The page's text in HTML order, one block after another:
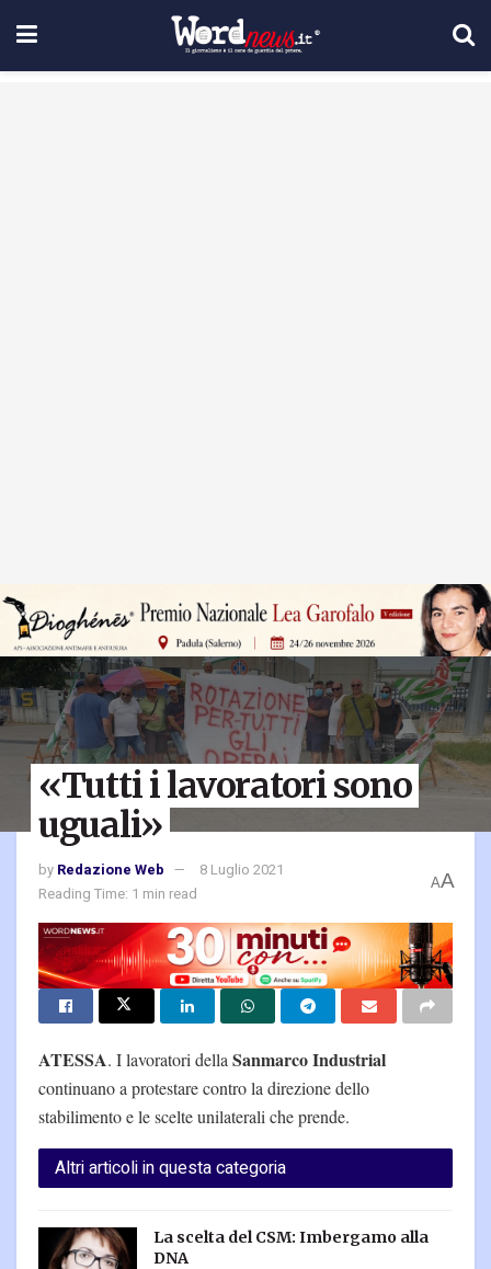
«Tutti i lavoratori sono
uguali»
by Redazione Web
8 Luglio 2021
Reading Time: 1 min read
AA
ATESSA. I lavoratori della Sanmarco Industrial
continuano a protestare contro la direzione dello
stabilimento e le scelte unilaterali che prende.
Altri articoli in questa categoria
La scelta del CSM: Imbergamo alla
DNA